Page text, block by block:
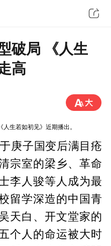
破局 《人生
高
生若如初见》近期播出。
庚子国变后满目疮
宗室的梁乡、革命
李人骏等人成为最
留学深造的中国青
天白、开文堂家的
个人的命运被大时